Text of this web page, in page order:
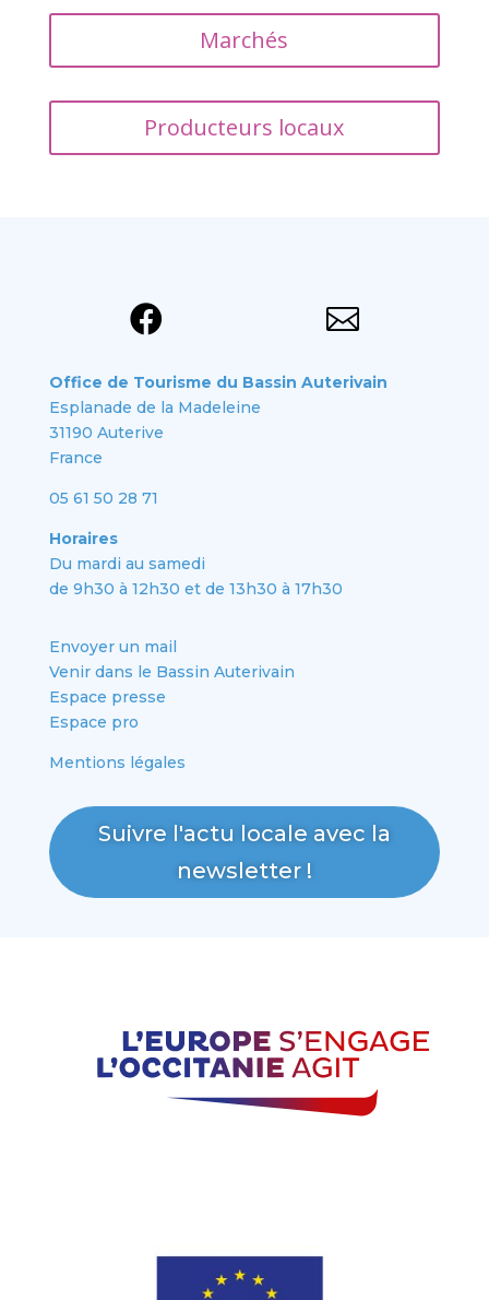
Marchés
Producteurs locaux
 
Office de Tourisme du Bassin Auterivain
Esplanade de la Madeleine
31190 Auterive
France
05 61 50 28 71
Horaires
Du mardi au samedi
de 9h30 à 12h30 et de 13h30 à 17h30
Envoyer un mail
Venir dans le Bassin Auterivain
Espace presse
Espace pro
Mentions légales
Suivre l'actu locale avec la
newsletter !